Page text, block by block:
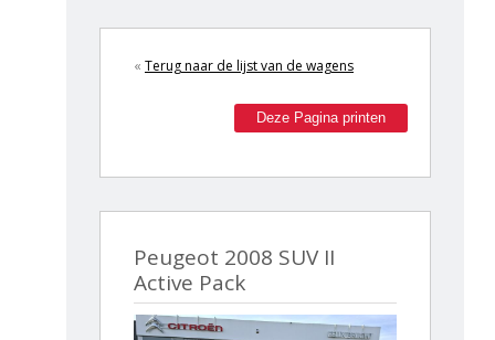
« Terug naar de lijst van de wagens
Deze Pagina printen
Peugeot 2008 SUV II
Active Pack